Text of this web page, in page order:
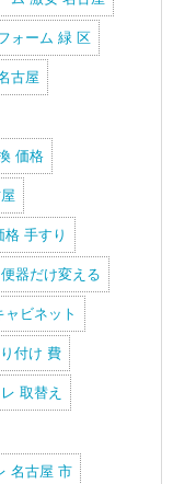
ォーム 緑 区
古屋
価格
格 手すり
便器だけ変える
ャビネット
付け 費
取替え
名古屋 市